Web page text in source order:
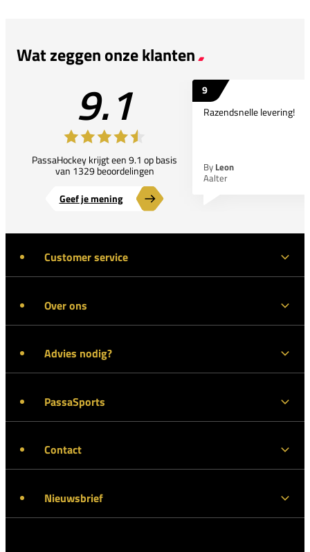
Wat zeggen onze klanten
9.1
PassaHockey krijgt een 9.1 op basis
van 1329 beoordelingen
Geef je mening
9
Razendsnelle levering!
By Leon
Aalter
Customer service
Over ons
Advies nodig?
PassaSports
Contact
Nieuwsbrief